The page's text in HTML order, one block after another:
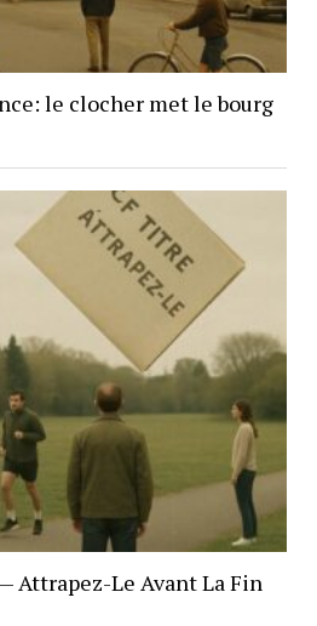
le clocher met le bourg
Attrapez-Le Avant La Fin